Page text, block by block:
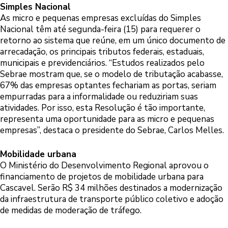
Simples Nacional
As micro e pequenas empresas excluídas do Simples
Nacional têm até segunda-feira (15) para requerer o
retorno ao sistema que reúne, em um único documento de
arrecadação, os principais tributos federais, estaduais,
municipais e previdenciários. “Estudos realizados pelo
Sebrae mostram que, se o modelo de tributação acabasse,
67% das empresas optantes fechariam as portas, seriam
empurradas para a informalidade ou reduziriam suas
atividades. Por isso, esta Resolução é tão importante,
representa uma oportunidade para as micro e pequenas
empresas”, destaca o presidente do Sebrae, Carlos Melles.
Mobilidade urbana
O Ministério do Desenvolvimento Regional aprovou o
financiamento de projetos de mobilidade urbana para
Cascavel. Serão R$ 34 milhões destinados a modernização
da infraestrutura de transporte público coletivo e adoção
de medidas de moderação de tráfego.